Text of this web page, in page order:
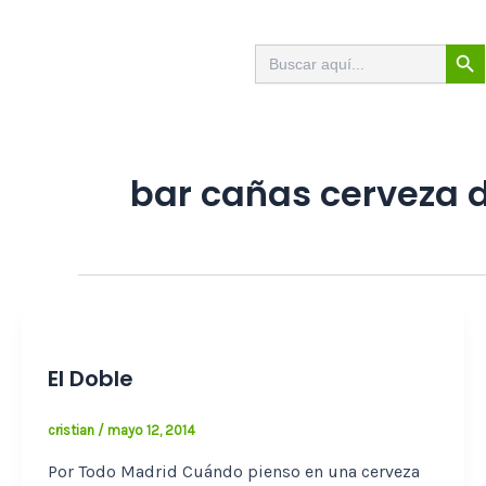
Buscar: Botón de
bar cañas cerveza
El Doble
cristian / mayo 12, 2014
Por Todo Madrid Cuándo pienso en una cerveza